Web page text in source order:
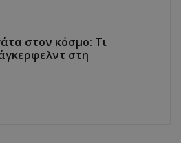
στον κόσμο: Τι
στη